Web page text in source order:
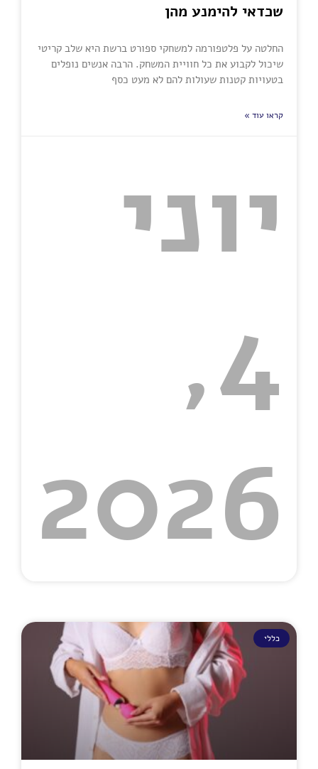
שכדאי להימנע מהן
החלטה על פלטפורמה למשחקי ספורט ברשת היא שלב קריטי
שיכול לקבוע את כל חוויית המשחק. הרבה אנשים נופלים
בטעויות קטנות שעולות להם לא מעט כסף
קראו עוד »
יוני
4,
2026
כללי